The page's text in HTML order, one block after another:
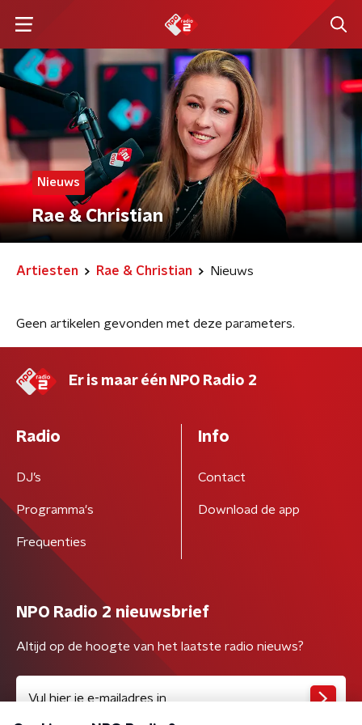
Nieuws
Rae & Christian
Artiesten Rae & Christian Nieuws
Geen artikelen gevonden met deze parameters.
Er is maar één NPO Radio 2
Radio
DJ’s
Programma's
Frequenties
Info
Contact
Download de app
NPO Radio 2 nieuwsbrief
Altijd op de hoogte van het laatste radio nieuws?